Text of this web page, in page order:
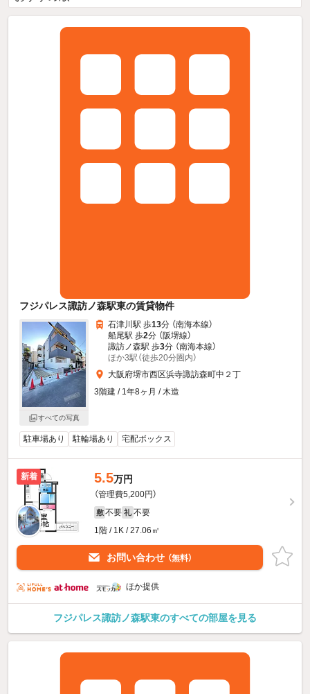
フジパレス諏訪ノ森駅東の賃貸物件
すべての写真
石津川駅 歩13分 （南海本線）
船尾駅 歩2分 （阪堺線）
諏訪ノ森駅 歩3分 （南海本線）
ほか3駅（徒歩20分圏内）
大阪府堺市西区浜寺諏訪森町中２丁
3階建 / 1年8ヶ月 / 木造
駐車場あり 駐輪場あり 宅配ボックス
新着 5.5万円
（管理費5,200円）
敷 不要 礼 不要
1階 / 1K / 27.06㎡
お問い合わせ （無料）
ほか提供
フジパレス諏訪ノ森駅東のすべての部屋を見る